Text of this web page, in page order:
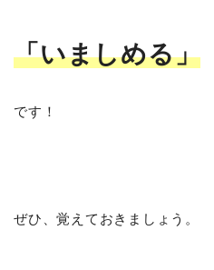
「いましめる」
です！
ぜひ、覚えておきましょう。